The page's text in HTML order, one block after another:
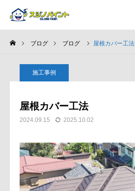
ブログ ブログ 屋根カバー工法
施工事例
屋根カバー工法
2024.09.15 2025.10.02
ホーム
選ばれる理由
ブログ